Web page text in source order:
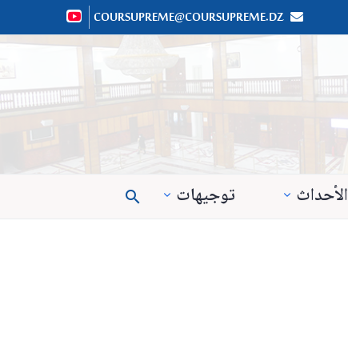


COURSUPREME@COURSUPREME.DZ
الأحداث توجيهات 